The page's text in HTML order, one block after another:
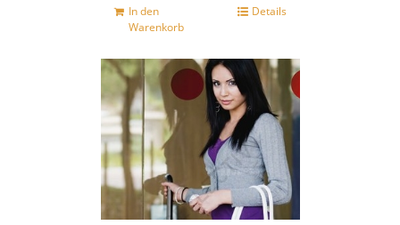
In den
Warenkorb
Details